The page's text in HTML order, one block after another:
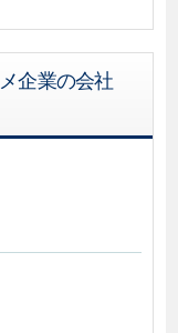
企業の会社